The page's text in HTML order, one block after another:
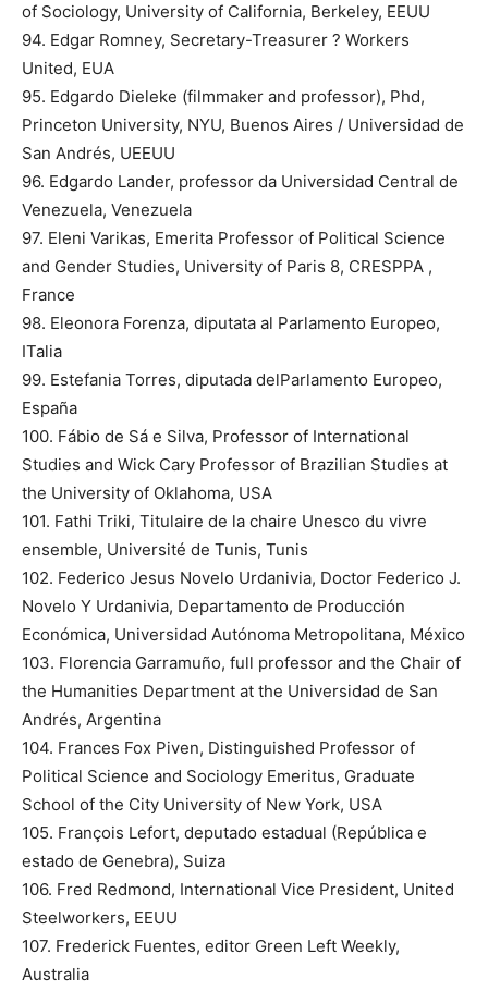
of Sociology, University of California, Berkeley, EEUU
94. Edgar Romney, Secretary-Treasurer ? Workers
United, EUA
95. Edgardo Dieleke (filmmaker and professor), Phd,
Princeton University, NYU, Buenos Aires / Universidad de
San Andrés, UEEUU
96. Edgardo Lander, professor da Universidad Central de
Venezuela, Venezuela
97. Eleni Varikas, Emerita Professor of Political Science
and Gender Studies, University of Paris 8, CRESPPA ,
France
98. Eleonora Forenza, diputata al Parlamento Europeo,
ITalia
99. Estefania Torres, diputada delParlamento Europeo,
España
100. Fábio de Sá e Silva, Professor of International
Studies and Wick Cary Professor of Brazilian Studies at
the University of Oklahoma, USA
101. Fathi Triki, Titulaire de la chaire Unesco du vivre
ensemble, Université de Tunis, Tunis
102. Federico Jesus Novelo Urdanivia, Doctor Federico J.
Novelo Y Urdanivia, Departamento de Producción
Económica, Universidad Autónoma Metropolitana, México
103. Florencia Garramuño, full professor and the Chair of
the Humanities Department at the Universidad de San
Andrés, Argentina
104. Frances Fox Piven, Distinguished Professor of
Political Science and Sociology Emeritus, Graduate
School of the City University of New York, USA
105. François Lefort, deputado estadual (República e
estado de Genebra), Suiza
106. Fred Redmond, International Vice President, United
Steelworkers, EEUU
107. Frederick Fuentes, editor Green Left Weekly,
Australia